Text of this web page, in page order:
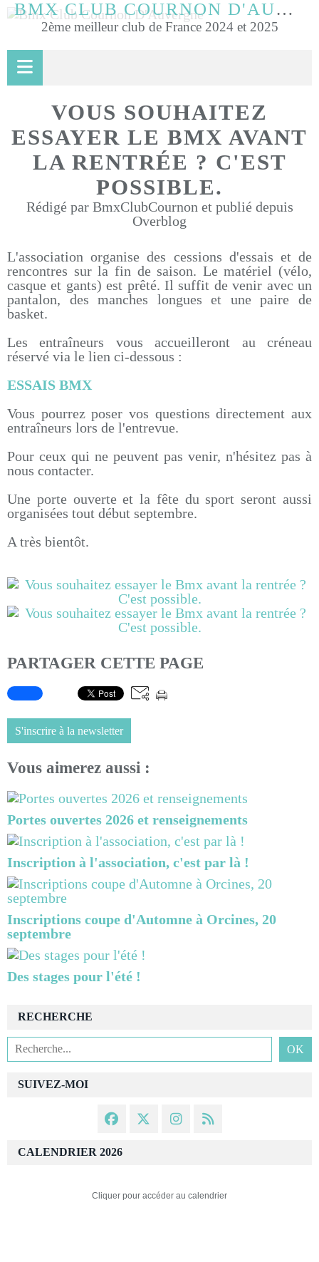
BMX CLUB COURNON D'AUVERGNE
2ème meilleur club de France 2024 et 2025
VOUS SOUHAITEZ
ESSAYER LE BMX AVANT
LA RENTRÉE ? C'EST
POSSIBLE.
Rédigé par BmxClubCournon et publié depuis
Overblog
L'association organise des cessions d'essais et de
rencontres sur la fin de saison. Le matériel (vélo,
casque et gants) est prêté. Il suffit de venir avec un
pantalon, des manches longues et une paire de
basket.
Les entraîneurs vous accueilleront au créneau
réservé via le lien ci-dessous :
ESSAIS BMX
Vous pourrez poser vos questions directement aux
entraîneurs lors de l'entrevue.
Pour ceux qui ne peuvent pas venir, n'hésitez pas à
nous contacter.
Une porte ouverte et la fête du sport seront aussi
organisées tout début septembre.
A très bientôt.
PARTAGER CETTE PAGE
S'inscrire à la newsletter
Vous aimerez aussi :
Portes ouvertes 2026 et renseignements
Inscription à l'association, c'est par là !
Inscriptions coupe d'Automne à Orcines, 20
septembre
Des stages pour l'été !
SUIVEZ-MOI
RECHERCHE
CALENDRIER 2026
Cliquer pour accéder au calendrier